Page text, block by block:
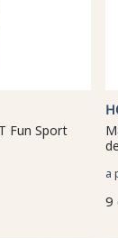
Fun Sport
a
9